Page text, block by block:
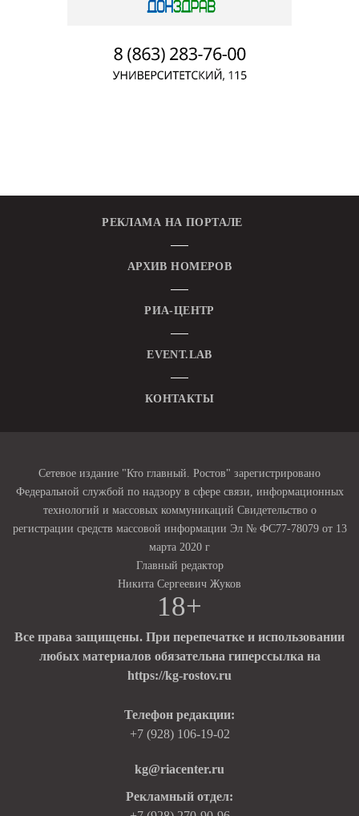
РЕКЛАМА НА ПОРТАЛЕ
АРХИВ НОМЕРОВ
РИА-ЦЕНТР
EVENT.LAB
КОНТАКТЫ
Сетевое издание "Кто главный. Ростов" зарегистрировано
Федеральной службой по надзору в сфере связи, информационных
технологий и массовых коммуникаций Свидетельство о
регистрации средств массовой информации Эл № ФС77-78079 от 13
марта 2020 г
Главный редактор
Никита Сергеевич Жуков
18+
Все права защищены. При перепечатке и использовании
любых материалов обязательна гиперссылка на
https://kg-rostov.ru
Телефон редакции:
+7 (928) 106-19-02
kg@riacenter.ru
Рекламный отдел: